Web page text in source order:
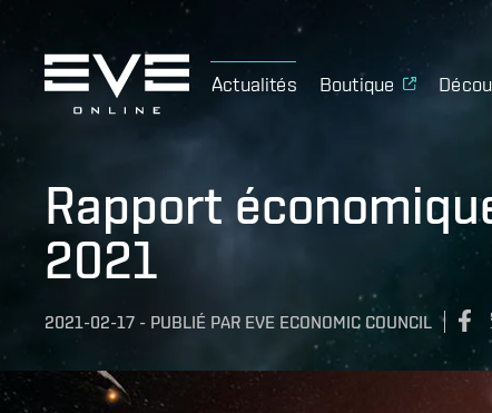
Actualités Boutique
Rapport
2021
2021-02-17 - PUBLIÉ PAR EVE ECONOMIC COUNCIL